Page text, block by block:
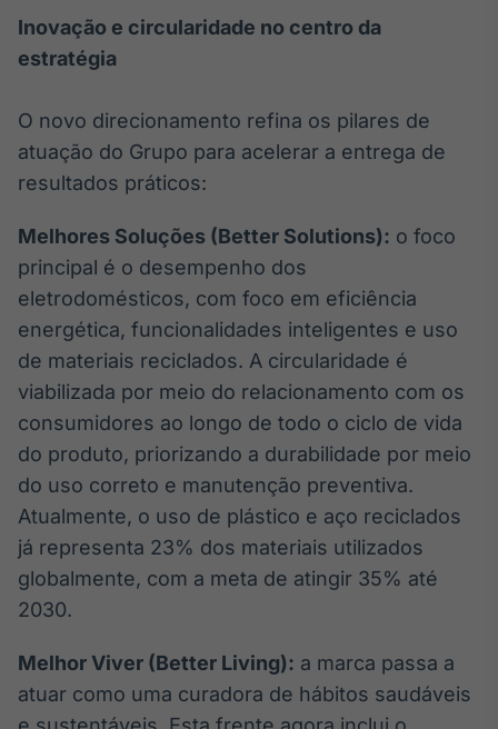
Investimentos
Em breve
Tokenização
Crédito
Em breve
Inovação e circularidade no centro da
estratégia
O novo direcionamento refina os pilares de
atuação do Grupo para acelerar a entrega de
resultados práticos:
Melhores Soluções (Better Solutions): o foco
principal é o desempenho dos
eletrodomésticos, com foco em eficiência
energética, funcionalidades inteligentes e uso
de materiais reciclados. A circularidade é
viabilizada por meio do relacionamento com os
consumidores ao longo de todo o ciclo de vida
do produto, priorizando a durabilidade por meio
do uso correto e manutenção preventiva.
Atualmente, o uso de plástico e aço reciclados
já representa 23% dos materiais utilizados
globalmente, com a meta de atingir 35% até
2030.
Melhor Viver (Better Living): a marca passa a
atuar como uma curadora de hábitos saudáveis